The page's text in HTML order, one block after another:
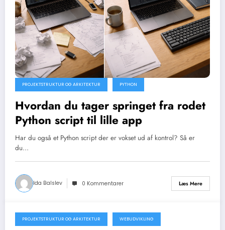
PROJEKTSTRUKTUR OG ARKITEKTUR PYTHON
Hvordan du tager springet fra rodet
Python script til lille app
Har du også et Python script der er vokset ud af kontrol? Så er
du…
Ida Balslev 0 Kommentarer Læs Mere
15. juni 2026
PROJEKTSTRUKTUR OG ARKITEKTUR WEBUDVIKLING